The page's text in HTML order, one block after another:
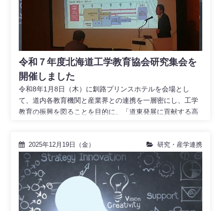
令和７年度北海道工学教育協会研究集会を
開催しました
令和8年1月8日（木）に釧路プリンスホテルを会場とし
て、道内各教育機関と産業界との連携を一層密にし、工学
教育の振興を図ることを目的に、「道東発展に貢献する高
2025年12月19日（金） 研究・産学連携